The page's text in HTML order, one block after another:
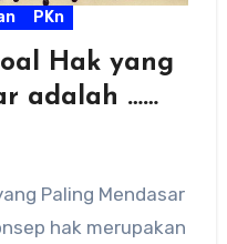
PKn
Hak yang
adalah ……
Paling Mendasar
hak merupakan